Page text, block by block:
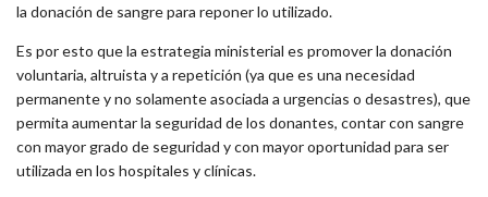
la donación de sangre para reponer lo utilizado.
Es por esto que la estrategia ministerial es promover la donación
voluntaria, altruista y a repetición (ya que es una necesidad
permanente y no solamente asociada a urgencias o desastres), que
permita aumentar la seguridad de los donantes, contar con sangre
con mayor grado de seguridad y con mayor oportunidad para ser
utilizada en los hospitales y clínicas.